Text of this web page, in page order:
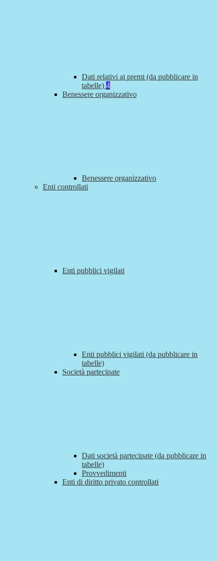
Dati relativi ai premi (da pubblicare in
tabelle) 4
Benessere organizzativo
Benessere organizzativo
Enti controllati
Enti pubblici vigilati
Enti pubblici vigilati (da pubblicare in
tabelle)
Società partecipate
Dati società partecipate (da pubblicare in
tabelle)
Provvedimenti
Enti di diritto privato controllati